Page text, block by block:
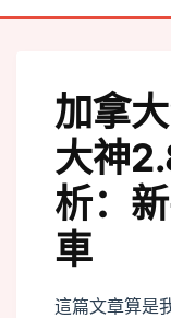
加拿
大神
析：
車
這篇文章算是